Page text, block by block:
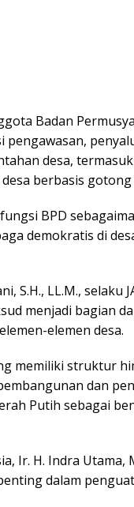
Badan
pengawasan,
desa,
berbasis
BPD
demokratis di
S.H., LL.M., selaku
menjadi bagian
elemen desa.
memiliki struktur
dan
Putih sebagai
Ir. H. Indra Utama,
dalam